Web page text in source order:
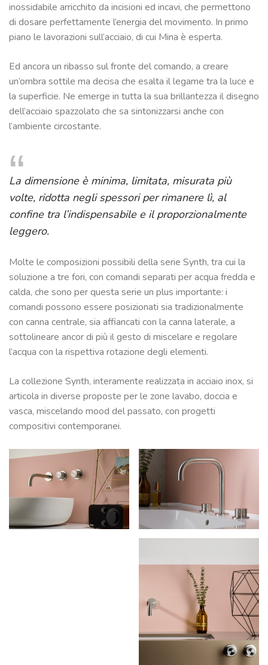
inossidabile arricchito da incisioni ed incavi, che permettono
di dosare perfettamente l’energia del movimento. In primo
piano le lavorazioni sull’acciaio, di cui Mina è esperta.
Ed ancora un ribasso sul fronte del comando, a creare
un’ombra sottile ma decisa che esalta il legame tra la luce e
la superficie. Ne emerge in tutta la sua brillantezza il disegno
dell’acciaio spazzolato che sa sintonizzarsi anche con
l’ambiente circostante.
La dimensione è minima, limitata, misurata più
volte, ridotta negli spessori per rimanere lì, al
confine tra l’indispensabile e il proporzionalmente
leggero.
Molte le composizioni possibili della serie Synth, tra cui la
soluzione a tre fori, con comandi separati per acqua fredda e
calda, che sono per questa serie un plus importante: i
comandi possono essere posizionati sia tradizionalmente
con canna centrale, sia affiancati con la canna laterale, a
sottolineare ancor di più il gesto di miscelare e regolare
l’acqua con la rispettiva rotazione degli elementi.
La collezione Synth, interamente realizzata in acciaio inox, si
articola in diverse proposte per le zone lavabo, doccia e
vasca, miscelando mood del passato, con progetti
compositivi contemporanei.